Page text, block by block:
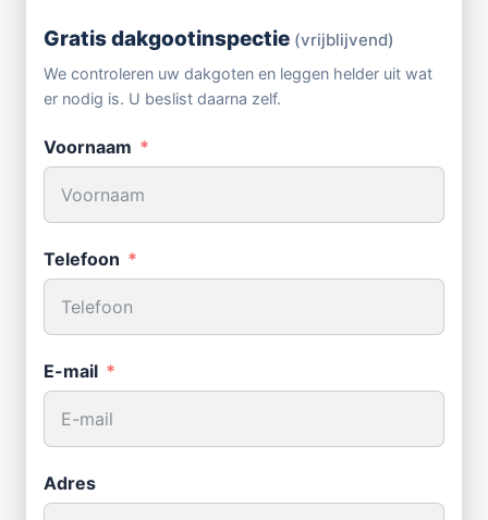
Gratis dakgootinspectie (vrijblijvend)
We controleren uw dakgoten en leggen helder uit wat
er nodig is. U beslist daarna zelf.
Voornaam
Telefoon
E-mail
Adres